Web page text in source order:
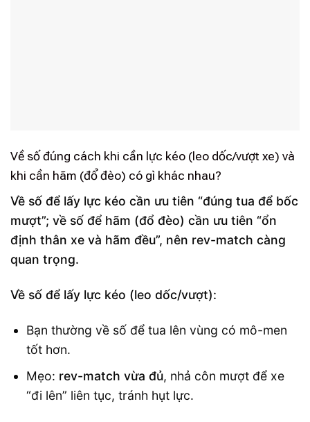
Về số đúng cách khi cần lực kéo (leo dốc/vượt xe) và
khi cần hãm (đổ đèo) có gì khác nhau?
Về số để lấy lực kéo cần ưu tiên “đúng tua để bốc
mượt”; về số để hãm (đổ đèo) cần ưu tiên “ổn
định thân xe và hãm đều”, nên rev-match càng
quan trọng.
Về số để lấy lực kéo (leo dốc/vượt):
Bạn thường về số để tua lên vùng có mô-men
tốt hơn.
Mẹo: rev-match vừa đủ, nhả côn mượt để xe
“đi lên” liên tục, tránh hụt lực.